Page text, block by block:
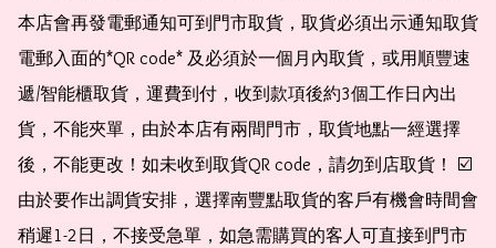
本店會再發電郵通知可到門市取貨，取貨必須出示通知取貨
電郵入面的*QR code* 及必須於一個月內取貨，或用順豐速
遞/智能櫃取貨，運費到付，收到款項後約3個工作日內出
貨，不能夾單，由於本店有兩間門市，取貨地點一經選擇
後，不能更改！如未收到取貨QR code，請勿到店取貨！ ☑️
由於要作出調貨安排，選擇南豐點取貨的客戶有機會時間會
稍遲1-2日，不接受急單，如急需購買的客人可直接到門市